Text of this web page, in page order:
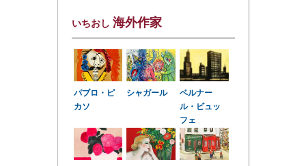
いちおし 海外作家
パブロ・ピ
カソ
シャガール
ベルナー
ル・ビュッ
フェ